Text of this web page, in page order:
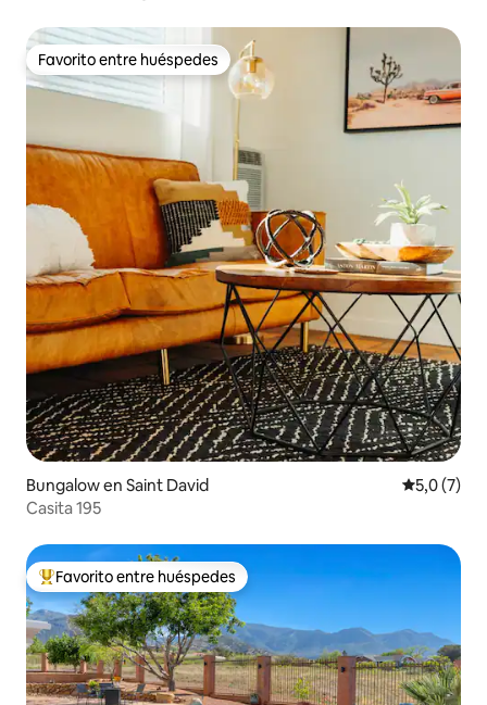
Favorito entre huéspedes
Favorito entre huéspedes
Bungalow en Saint David
5,0 (7)
Casita 195
Favorito entre los huéspedes más destacados
Favorito entre huéspedes